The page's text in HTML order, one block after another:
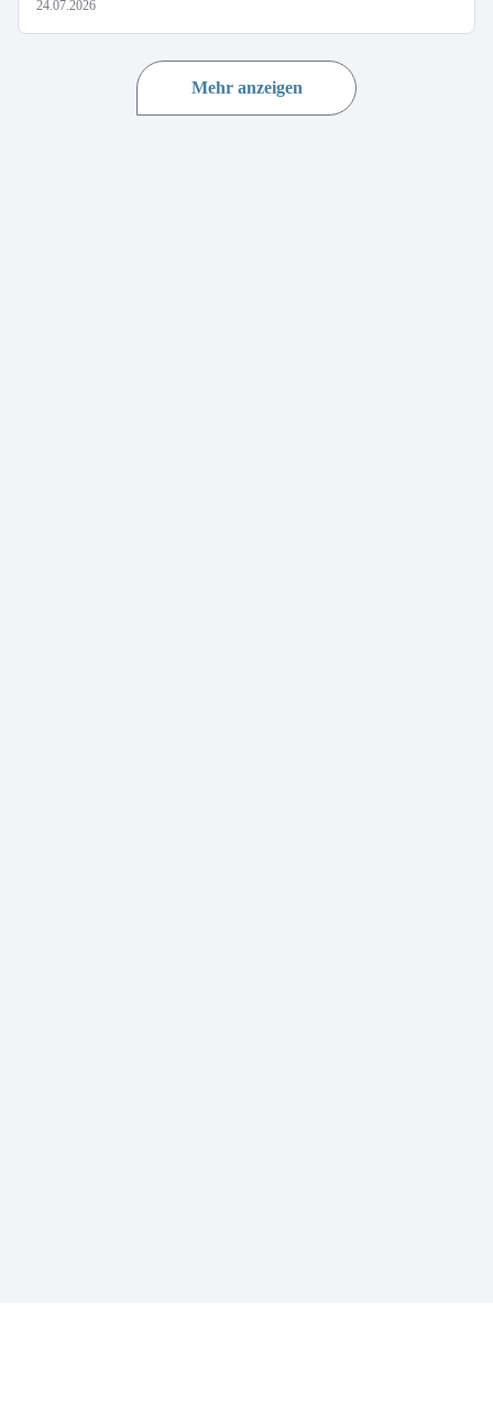
24.07.2026
Mehr anzeigen